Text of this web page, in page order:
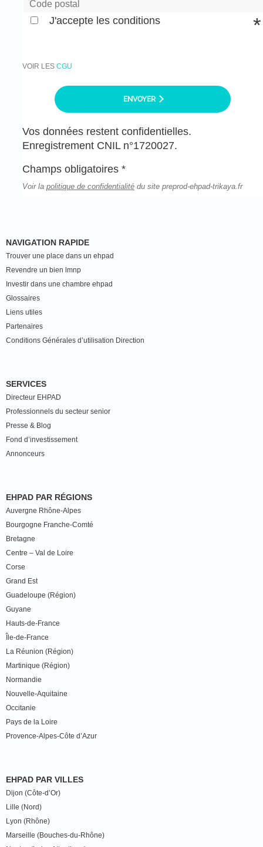
J'accepte les conditions
VOIR LES CGU
ENVOYER
Vos données restent confidentielles.
Enregistrement CNIL n°1720027.
Champs obligatoires *
Voir la politique de confidentialité du site preprod-ehpad-trikaya.fr
NAVIGATION RAPIDE
Trouver une place dans un ehpad
Revendre un bien lmnp
Investir dans une chambre ehpad
Glossaires
Liens utiles
Partenaires
Conditions Générales d’utilisation Direction
SERVICES
Directeur EHPAD
Professionnels du secteur senior
Presse & Blog
Fond d’investissement
Annonceurs
EHPAD PAR RÉGIONS
Auvergne Rhône-Alpes
Bourgogne Franche-Comté
Bretagne
Centre – Val de Loire
Corse
Grand Est
Guadeloupe (Région)
Guyane
Hauts-de-France
Île-de-France
La Réunion (Région)
Martinique (Région)
Normandie
Nouvelle-Aquitaine
Occitanie
Pays de la Loire
Provence-Alpes-Côte d’Azur
EHPAD PAR VILLES
Dijon (Côte-d’Or)
Lille (Nord)
Lyon (Rhône)
Marseille (Bouches-du-Rhône)